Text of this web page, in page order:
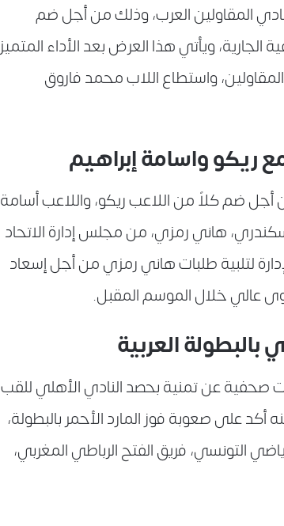
5 ملايين جنية لنادي المقاولين العرب، وذلك من أجل ضم
الجارية، ويأتي هذا العرض بعد الأداء المتميز
واستطاع اللاب محمد فاروق
ريكو واسامة إبراهيم
ضم كلاً من اللاعب ريكو، واللاعب أسامة
هاني رمزي، من مجلس إدارة الاتحاد
لتلبية طلبات هاني رمزي من أجل إسعاد
عالي خلال الموسم المقبل.
العربية
صحفية عن تمنية بحصد النادي الأهلي للقب
أكد على صعوبة فوز المارد الأحمر بالبطولة،
التونسي، فريق الفتح الرباطي المغربي،